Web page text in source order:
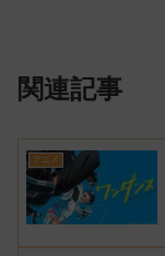
関連記事
アニメ